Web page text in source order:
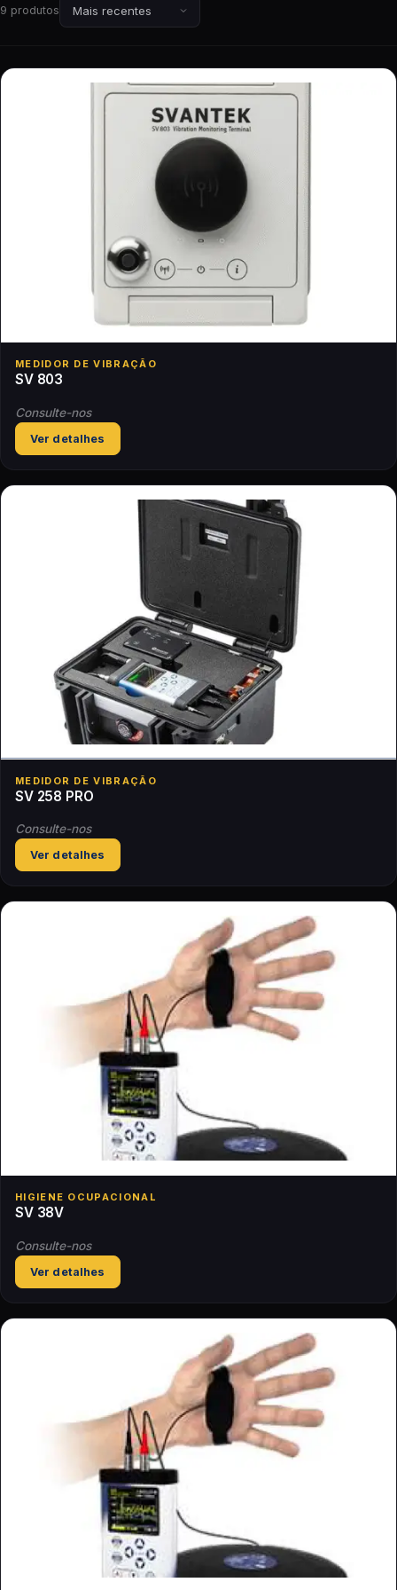
9 produtos
MEDIDOR DE VIBRAÇÃO
SV 803
Consulte-nos
Ver detalhes
MEDIDOR DE VIBRAÇÃO
SV 258 PRO
Consulte-nos
Ver detalhes
HIGIENE OCUPACIONAL
SV 38V
Consulte-nos
Ver detalhes